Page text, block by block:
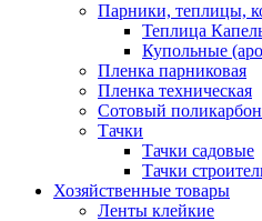
Парники, теплицы,
Теплица
Купольные
Пленка парниковая
Пленка техническая
Сотовый
Тачки
Тачки садовые
Тачки
Хозяйственные товары
Ленты клейкие